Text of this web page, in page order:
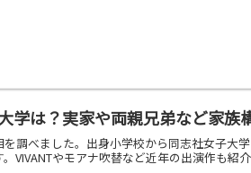
学は？実家や両親兄弟など家族
調べました。出身小学校から同志社女子大
VIVANTやモアナ吹替など近年の出演作も紹介